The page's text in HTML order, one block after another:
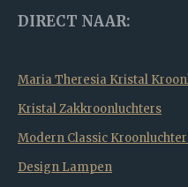
DIRECT NAAR:
Maria Theresia Kristal
Kristal Zakkroonluchters
Modern Classic
Design Lampen